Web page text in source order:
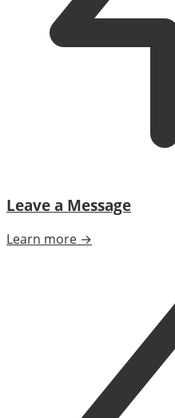
Leave a Message
Learn more →